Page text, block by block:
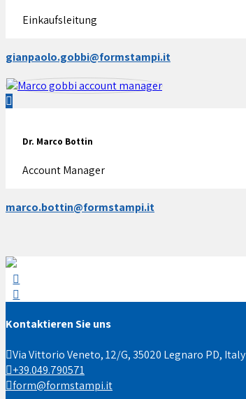
Einkaufsleitung
gianpaolo.gobbi@formstampi.it
Dr. Marco Bottin
Account Manager
marco.bottin@formstampi.it
Kontaktieren Sie uns
Via Vittorio Veneto, 12/G, 35020 Legnaro PD, Italy
+39.049.790571
form@formstampi.it